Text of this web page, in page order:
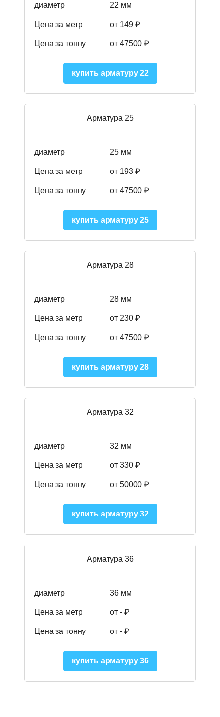
диаметр 22 мм
Цена за метр от 149 ₽
Цена за тонну от 47500 ₽
купить арматуру 22
Арматура 25
диаметр 25 мм
Цена за метр от 193 ₽
Цена за тонну от 47500 ₽
купить арматуру 25
Арматура 28
диаметр 28 мм
Цена за метр от 230 ₽
Цена за тонну от 47500 ₽
купить арматуру 28
Арматура 32
диаметр 32 мм
Цена за метр от 330 ₽
Цена за тонну от 50000 ₽
купить арматуру 32
Арматура 36
диаметр 36 мм
Цена за метр от - ₽
Цена за тонну от - ₽
купить арматуру 36